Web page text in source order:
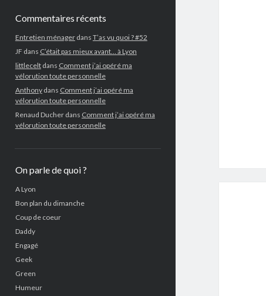
Commentaires récents
Entretien ménagerdans T’as vu quoi ? #52
JF dans C’était pas mieux avant… à Lyon
littleceltdans Comment j’ai opéré ma
vélorution toute personnelle
Anthonydans Comment j’ai opéré ma
vélorution toute personnelle
Renaud Ducherdans Comment j’ai opéré ma
vélorution toute personnelle
On parle de quoi ?
A Lyon
Bon plan du dimanche
Coup de coeur
Daddy
Engagé
Geek
Green
Humeur